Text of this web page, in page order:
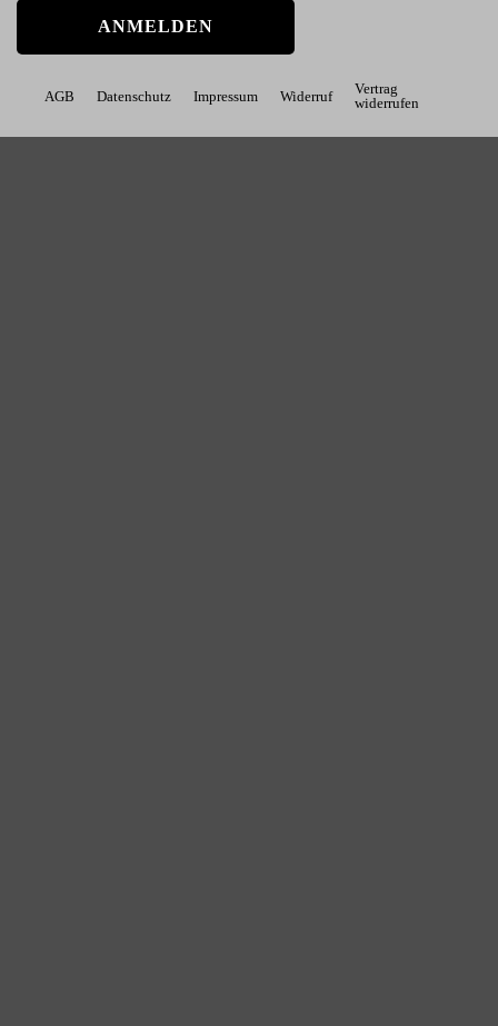
ANMELDEN
AGB Datenschutz Impressum Widerruf
Vertrag
widerrufen